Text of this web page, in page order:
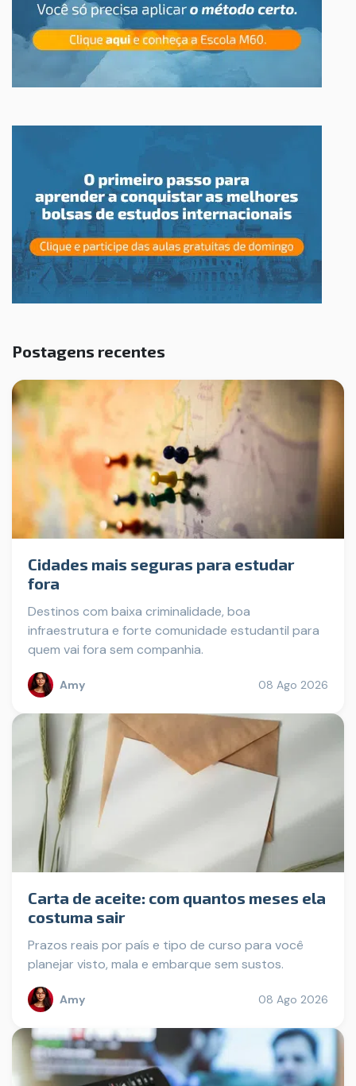
Postagens recentes
Cidades mais seguras para estudar
fora
Destinos com baixa criminalidade, boa
infraestrutura e forte comunidade estudantil para
quem vai fora sem companhia.
Amy 08 Ago 2026
Carta de aceite: com quantos meses ela
costuma sair
Prazos reais por país e tipo de curso para você
planejar visto, mala e embarque sem sustos.
Amy 08 Ago 2026